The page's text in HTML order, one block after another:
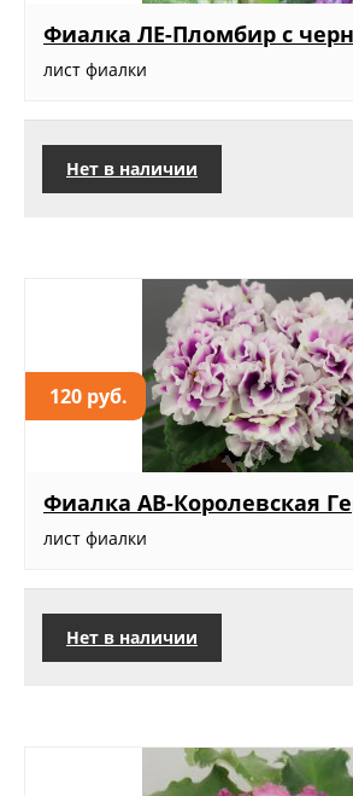
Фиалка ЛЕ-Пломбир с
лист фиалки
Нет в наличии
120 руб.
Фиалка АВ-Королевская
лист фиалки
Нет в наличии